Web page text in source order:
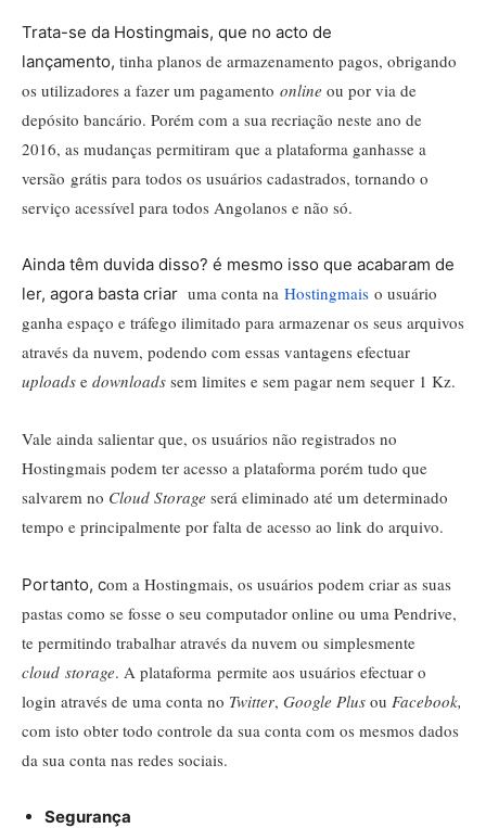
Trata-se da Hostingmais, que no acto de
lançamento, tinha planos de armazenamento pagos, obrigando
os utilizadores a fazer um pagamento online ou por via de
depósito bancário. Porém com a sua recriação neste ano de
2016, as mudanças permitiram que a plataforma ganhasse a
versão grátis para todos os usuários cadastrados, tornando o
serviço acessível para todos Angolanos e não só.
Ainda têm duvida disso? é mesmo isso que acabaram de
ler, agora basta criar uma conta na Hostingmais o usuário
ganha espaço e tráfego ilimitado para armazenar os seus arquivos
através da nuvem, podendo com essas vantagens efectuar
uploads e downloads sem limites e sem pagar nem sequer 1 Kz.
Vale ainda salientar que, os usuários não registrados no
Hostingmais podem ter acesso a plataforma porém tudo que
salvarem no Cloud Storage será eliminado até um determinado
tempo e principalmente por falta de acesso ao link do arquivo.
Portanto, com a Hostingmais, os usuários podem criar as suas
pastas como se fosse o seu computador online ou uma Pendrive,
te permitindo trabalhar através da nuvem ou simplesmente
cloud storage. A plataforma permite aos usuários efectuar o
login através de uma conta no Twitter, Google Plus ou Facebook,
com isto obter todo controle da sua conta com os mesmos dados
da sua conta nas redes sociais.
Segurança